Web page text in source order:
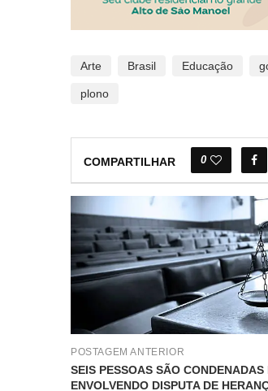
Arte Brasil Educação
plono
COMPARTILHAR 0
POSTAGEM ANTERIOR
SEIS PESSOAS SÃO CONDENADAS
ENVOLVENDO DISPUTA DE